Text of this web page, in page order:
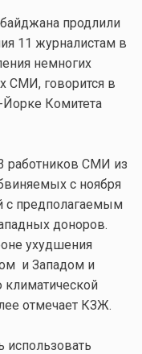
продлили
11 журналистам в
немногих
СМИ, говорится в
Комитета
работников СМИ из
с ноября
с предполагаемым
доноров.
ухудшения
и Западом и
отмечает КЗЖ.
использовать